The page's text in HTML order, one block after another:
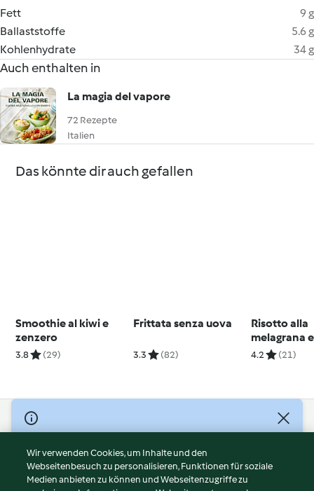
Fett
9 g
Ballaststoffe
5.6 g
Kohlenhydrate
34 g
Auch enthalten in
La magia del vapore
72 Rezepte
Italien
Das könnte dir auch gefallen
Smoothie al kiwi e
zenzero
3.8 (29)
Frittata senza uova
3.3 (82)
Risotto alla
melagrana
4.2 (21)
© Copyright 2026
Nutzungsbedingungen
Datenschutzrichtlinien
Disclaimer
Wir verwenden Cookies, um Inhalte und den
Webseitenbesuch zu personalisieren, Funktionen für soziale
Medien anbieten zu können und Webseitenzugriffe zu